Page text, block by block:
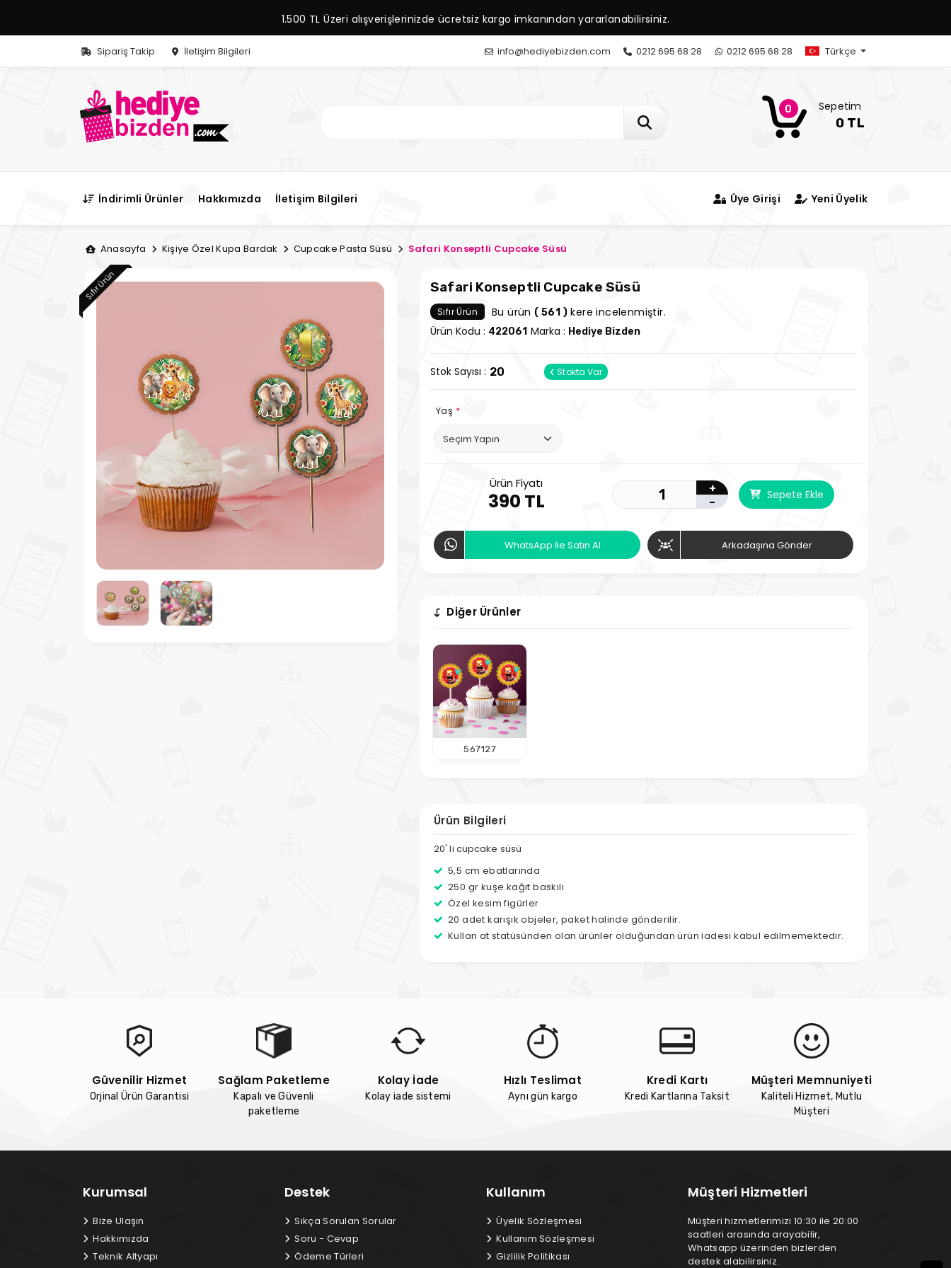
1.500 TL Üzeri alışverişlerinizde ücretsiz kargo imkanından yararlanabilirsiniz.
Sipariş Takip İletişim Bilgileri info@hediyebizden.com 0212 695 68 28 0212 695 68 28 Türkçe
0 Sepetim
0 TL
İndirimli Ürünler Hakkımızda İletişim Bilgileri Üye Girişi Yeni Üyelik
Anasayfa Kişiye Özel Kupa Bardak Cupcake Pasta Süsü Safari Konseptli Cupcake Süsü
Sıfır Ürün Safari Konseptli Cupcake Süsü
Sıfır Ürün Bu ürün ( 561 ) kere incelenmiştir.
Ürün Kodu : 422061 Marka : Hediye Bizden
Stok Sayısı : 20 Stokta Var
Yaş *
Ürün Fiyatı
390 TL
+
-
Sepete Ekle
WhatsApp İle Satın Al Arkadaşına Gönder
Diğer Ürünler
567127
Ürün Bilgileri
20' li cupcake süsü
5,5 cm ebatlarında
250 gr kuşe kağıt baskılı
Özel kesim figürler
20 adet karışık objeler, paket halinde gönderilir.
Kullan at statüsünden olan ürünler olduğundan ürün iadesi kabul edilmemektedir.
Güvenilir Hizmet
Orjinal Ürün Garantisi
Sağlam Paketleme
Kapalı ve Güvenli
paketleme
Kolay İade
Kolay iade sistemi
Hızlı Teslimat
Aynı gün kargo
Kredi Kartı
Kredi Kartlarına Taksit
Müşteri Memnuniyeti
Kaliteli Hizmet, Mutlu
Müşteri
Kurumsal
Bize Ulaşın
Hakkımızda
Teknik Altyapı
Destek
Sıkça Sorulan Sorular
Soru - Cevap
Ödeme Türleri
Kullanım
Üyelik Sözleşmesi
Kullanım Sözleşmesi
Gizlilik Politikası
Müşteri Hizmetleri
Müşteri hizmetlerimizi 10:30 ile 20:00
saatleri arasında arayabilir,
Whatsapp üzerinden bizlerden
destek alabilirsiniz.